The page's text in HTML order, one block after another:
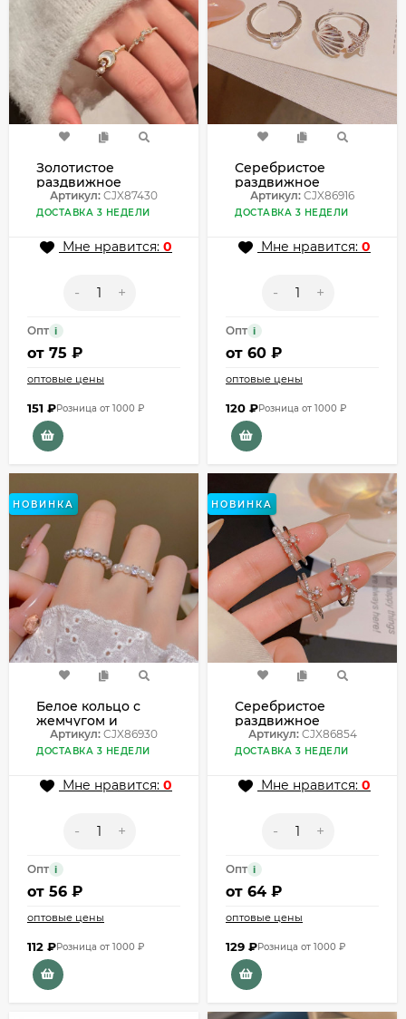
Золотистое
раздвижное
кольцо со звездой
и луной CJX87430
Артикул: CJX87430
ДОСТАВКА 3 НЕДЕЛИ
Мне нравится: 0
- +
Опт i
от 75 ₽
оптовые цены
151 ₽Розница от 1000 ₽
Серебристое
раздвижное
кольцо с морской
звездой и
Артикул: CJX86916
ДОСТАВКА 3 НЕДЕЛИ
Мне нравится: 0
- +
Опт i
от 60 ₽
оптовые цены
120 ₽Розница от 1000 ₽
НОВИНКА
Белое кольцо с
жемчугом и
бриллиантами
CJX86930
Артикул: CJX86930
ДОСТАВКА 3 НЕДЕЛИ
Мне нравится: 0
- +
Опт i
от 56 ₽
оптовые цены
112 ₽Розница от 1000 ₽
НОВИНКА
Серебристое
раздвижное
кольцо с жемчугом
и цирконом
Артикул:CJX86854
ДОСТАВКА 3 НЕДЕЛИ
Мне нравится: 0
- +
Опт i
от 64 ₽
оптовые цены
129 ₽Розница от 1000 ₽